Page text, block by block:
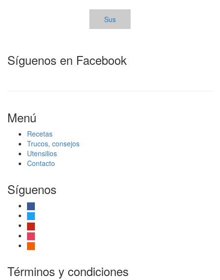
Sus
Síguenos en Facebook
Menú
Recetas
Trucos, consejos
Utensilios
Contacto
Síguenos
facebook
twitter
pinterest
instagram
rss
Términos y condiciones